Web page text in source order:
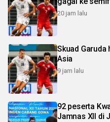
20 jam lalu
Skuad Garuda
Asia
9 jam lalu
92 peserta
Jamnas XII di